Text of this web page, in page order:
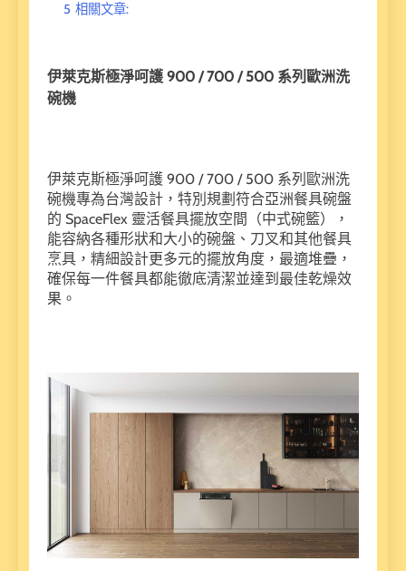
5 相關文章:
伊萊克斯極淨呵護 900 / 700 / 500 系列歐洲洗
碗機
伊萊克斯極淨呵護 900 / 700 / 500 系列歐洲洗
碗機專為台灣設計，特別規劃符合亞洲餐具碗盤
的 SpaceFlex 靈活餐具擺放空間（中式碗籃），
能容納各種形狀和大小的碗盤、刀叉和其他餐具
烹具，精細設計更多元的擺放角度，最適堆疊，
確保每一件餐具都能徹底清潔並達到最佳乾燥效
果。